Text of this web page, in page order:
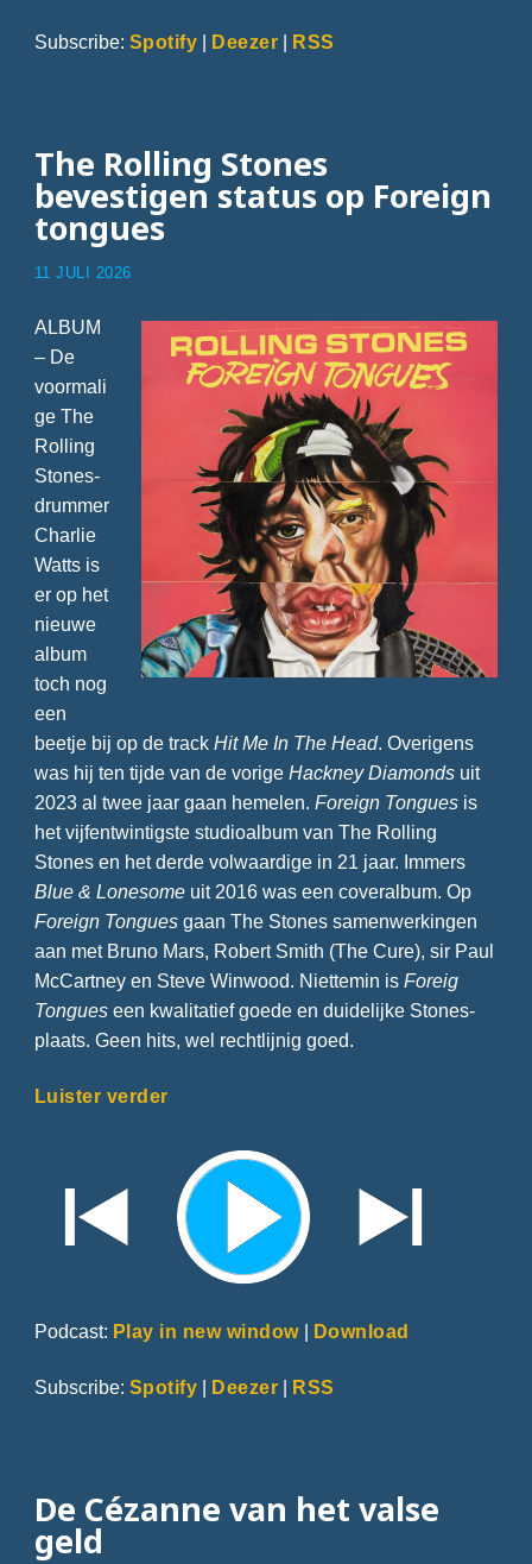
Subscribe: Spotify Deezer RSS
The Rolling Stones
bevestigen status op Foreign
tongues
11 JULI 2026
ALBUM
– De
voormali
ge The
Rolling
Stones-
drummer
Charlie
Watts is
er op het
nieuwe
album
toch nog
een
beetje bij op de track Hit Me In The Head. Overigens
was hij ten tijde van de vorige Hackney Diamonds uit
2023 al twee jaar gaan hemelen. Foreign Tongues is
het vijfentwintigste studioalbum van The Rolling
Stones en het derde volwaardige in 21 jaar. Immers
Blue & Lonesome uit 2016 was een coveralbum. Op
Foreign Tongues gaan The Stones samenwerkingen
aan met Bruno Mars, Robert Smith (The Cure), sir Paul
McCartney en Steve Winwood. Niettemin is Foreig
Tongues een kwalitatief goede en duidelijke Stones-
plaats. Geen hits, wel rechtlijnig goed.
Luister verder
Podcast: Play in new window| Download
Subscribe: Spotify | Deezer | RSS
De Cézanne van het valse
geld